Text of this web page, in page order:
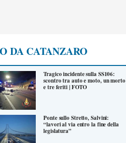
DA CATANZARO
Tragico incidente sulla SS106:
scontro tra auto e moto, un morto
e tre feriti | FOTO
Ponte sullo Stretto, Salvini:
“lavori al via entro la fine della
legislatura”